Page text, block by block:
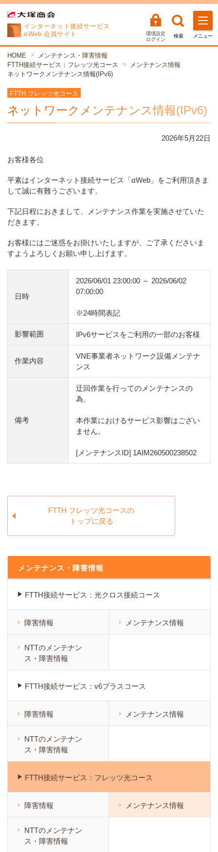
インターネット接続サービス
αWeb 会員サイト
環境設定
ログイン
検索 メニュー
HOME
メンテナンス・障害情報
FTTH接続サービス：フレッツ光コース
メンテナンス情報
ネットワークメンテナンス情報(IPv6)
FTTH フレッツ光コース
ネットワークメンテナンス情報(IPv6)
2026年5月 22日
お客様各位
平素はインターネット接続サービス「αWeb」をご利用頂きま
して誠に有難うございます。
下記日程におきまして、メンテナンス作業を実施させていた
だきます。
お客様にはご迷惑をお掛けいたしますが、ご了承くださいま
すようよろしくお願い申し上げます。
日時
2026/06/01 23:00:00 ～ 2026/06/02
07:00:00
※24時間表記
影響範囲 IPv6サービスをご利用の一部のお客様
作業内容
VNE事業者ネットワーク設備メンテナ
ンス
備考
迂回作業を行ってのメンテナンスの
為、
本作業におけるサービス影響はござい
ません。
[メンテナンスID] 1AIM260500238502
FTTH フレッツ光コースの
トップに戻る
メンテナンス・障害情報
FTTH接続サービス：光クロス接続コース
障害情報 メンテナンス情報
NTTのメンテナン
ス・障害情報
FTTH接続サービス：v6プラスコース
障害情報 メンテナンス情報
NTTのメンテナン
ス・障害情報
FTTH接続サービス：フレッツ光コース
障害情報 メンテナンス情報
NTTのメンテナン
ス・障害情報